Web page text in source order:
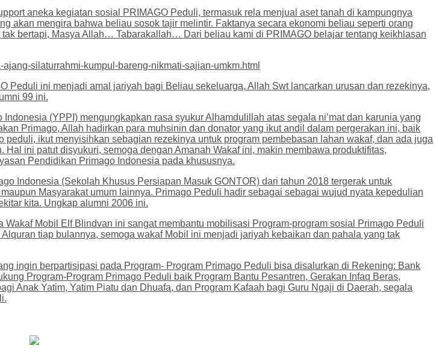
aneka kegiatan sosial PRIMAGO Peduli, termasuk rela menjual aset tanah di kampungnya
akan mengira bahwa beliau sosok tajir melintir. Faktanya secara ekonomi beliau seperti orang
bertapi, Masya Allah… Tabarakallah… Dari beliau kami di PRIMAGO belajar tentang keikhlasan
silaturrahmi-kumpul-bareng-nikmati-sajian-umkm.html
Peduli ini menjadi amal jariyah bagi Beliau sekeluarga, Allah Swt lancarkan urusan dan rezekinya,
99 ini.
(YPPI) mengungkapkan rasa syukur Alhamdulillah atas segala ni’mat dan karunia yang
Primago, Allah hadirkan para muhsinin dan donator yang ikut andil dalam pergerakan ini, baik
ikut menyisihkan sebagian rezekinya untuk program pembebasan lahan wakaf, dan ada juga
ini patut disyukuri, semoga dengan Amanah Wakaf ini, makin membawa produktifitas,
Pendidikan Primago Indonesia pada khususnya.
Indonesia (Sekolah Khusus Persiapan Masuk GONTOR) dari tahun 2018 tergerak untuk
Masyarakat umum lainnya. Primago Peduli hadir sebagai sebagai wujud nyata kepedulian
kita. Ungkap alumni 2006 ini.
Mobil Elf Blindvan ini sangat membantu mobilisasi Program-program sosial Primago Peduli
tiap bulannya, semoga wakaf Mobil ini menjadi jariyah kebaikan dan pahala yang tak
ingin berpartisipasi pada Program- Program Primago Peduli bisa disalurkan di Rekening: Bank
Program-Program Primago Peduli baik Program Bantu Pesantren, Gerakan Infaq Beras,
Anak Yatim, Yatim Piatu dan Dhuafa, dan Program Kafaah bagi Guru Ngaji di Daerah, segala